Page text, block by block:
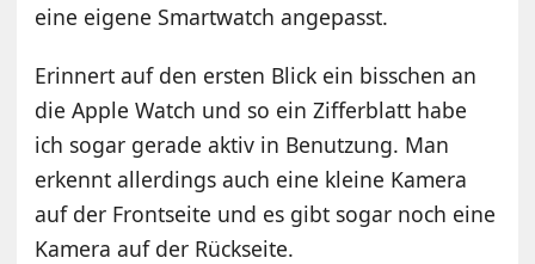
eine eigene Smartwatch angepasst.
Erinnert auf den ersten Blick ein bisschen an
die Apple Watch und so ein Zifferblatt habe
ich sogar gerade aktiv in Benutzung. Man
erkennt allerdings auch eine kleine Kamera
auf der Frontseite und es gibt sogar noch eine
Kamera auf der Rückseite.